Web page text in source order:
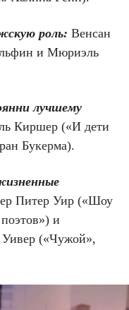
роль: Венсан
и Мюриэль
лучшему
Киршер («И дети
Букерма).
Питер Уир («Шоу
и
Уивер («Чужой»,